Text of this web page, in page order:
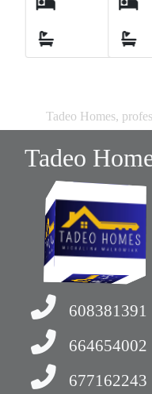
Tadeo Homes,
Tadeo
608381391
664654002
677162243